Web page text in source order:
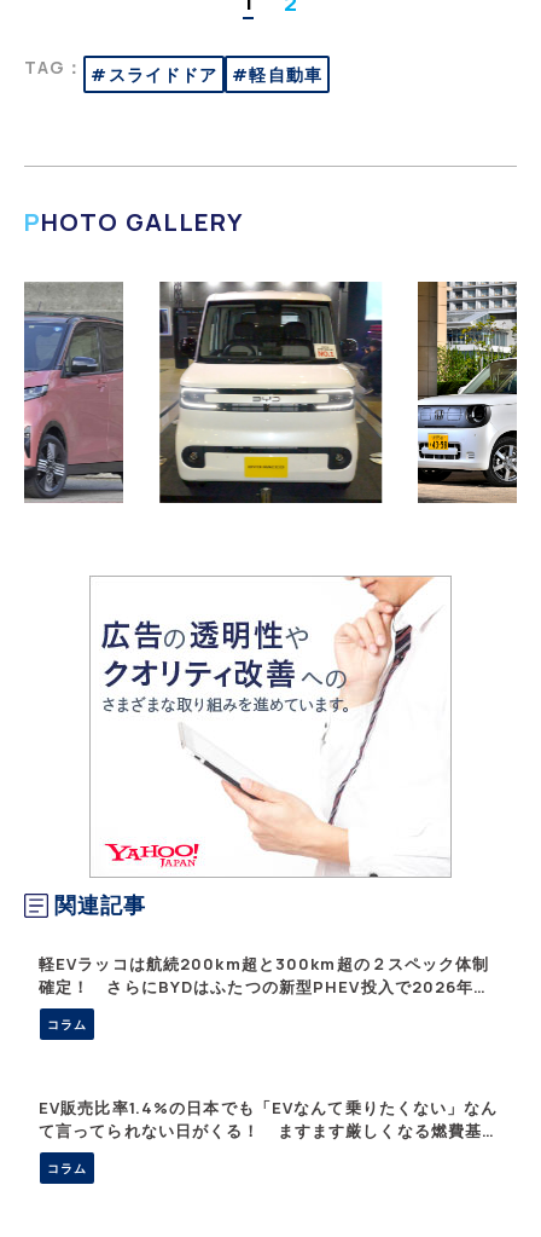
TAG： #スライドドア #軽自動車
PHOTO GALLERY
関連記事
軽EVラッコは航続200km超と300km超の２スペック体制
確定！ さらにBYDはふたつの新型PHEV投入で2026年の
日本を席巻する【東京オートサロン2026】
コラム
EV販売比率1.4%の日本でも「EVなんて乗りたくない」なん
て言ってられない日がくる！ ますます厳しくなる燃費基準
で始まるEVの本格普及
コラム